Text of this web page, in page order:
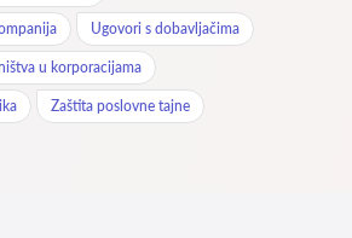
Ugovori s dobavljačima
u korporacijama
Zaštita poslovne tajne